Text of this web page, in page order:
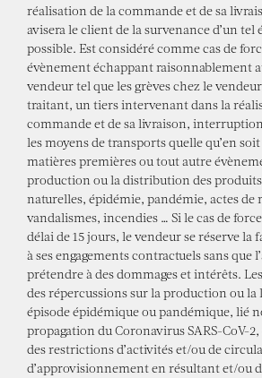
réalisation de la commande et de sa
avisera le client de la survenance d’un tel
possible. Est considéré comme cas de
évènement échappant raisonnablement
vendeur tel que les grèves chez le
traitant, un tiers intervenant dans la
commande et de sa livraison,
les moyens de transports quelle qu’en
matières premières ou tout autre
production ou la distribution des
naturelles, épidémie, pandémie, actes de
vandalismes, incendies … Si le cas de
délai de 15 jours, le vendeur se réserve la
à ses engagements contractuels sans que
prétendre à des dommages et intérêts.
des répercussions sur la production ou
épisode épidémique ou pandémique, lié
propagation du Coronavirus SARS-CoV-
des restrictions d’activités et/ou de
d’approvisionnement en résultant et/ou